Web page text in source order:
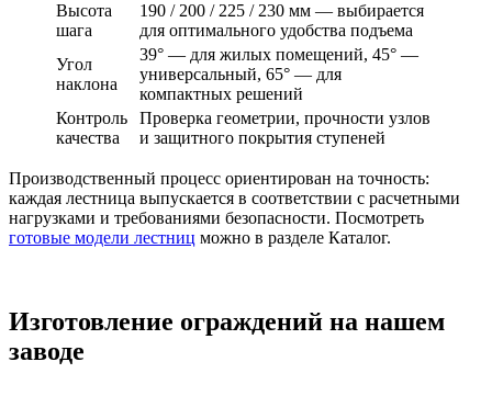
Высота
шага
190 / 200 / 225 / 230 мм — выбирается
для оптимального удобства подъема
Угол
наклона
39° — для жилых помещений, 45° —
универсальный, 65° — для
компактных решений
Контроль
качества
Проверка геометрии, прочности узлов
и защитного покрытия ступеней
Производственный процесс ориентирован на точность:
каждая лестница выпускается в соответствии с расчетными
нагрузками и требованиями безопасности. Посмотреть
готовые модели лестниц можно в разделе Каталог.
Изготовление ограждений на нашем
заводе